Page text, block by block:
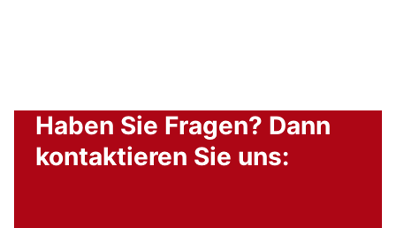
Haben Sie Fragen? Dann
kontaktieren Sie uns: